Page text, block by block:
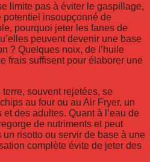
limite pas à éviter le gaspillage,
insoupçonné de
pourquoi jeter les fanes de
peuvent devenir une base
? Quelques noix, de l’huile
frais suffisent pour élaborer une
souvent rejetées, se
au four ou au Air Fryer, un
des adultes. Quant à l’eau de
de nutriments et peut
risotto ou servir de base à une
complète évite de jeter des